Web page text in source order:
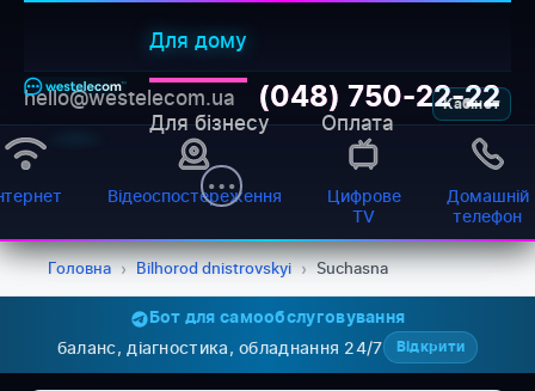
Для дому
Для бізнесу Оплата
Кабінет
hello@westelecom.ua (048) 750-22-22
Відеоспостереження
Цифрове
TV
Домашній
телефон
Головна › Bilhorod dnistrovskyi › Suchasna
Бот для самообслуговування
баланс, діагностика, обладнання 24/7 Відкрити